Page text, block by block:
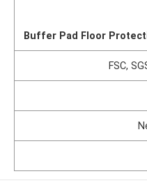
Buffer Pad Floor
FSC,